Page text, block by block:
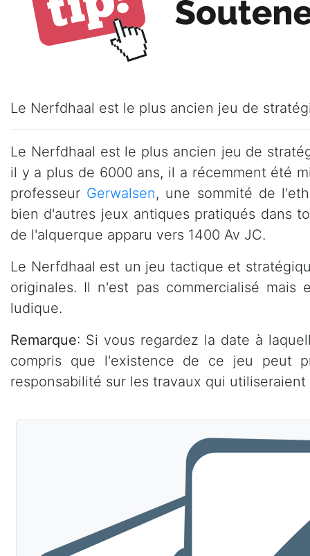
Le Nerfdhaal est le plus ancien jeu de
Le Nerfdhaal est le plus ancien jeu de
il y a plus de 6000 ans, il a récemment été
professeur Gerwalsen, une sommité de
bien d'autres jeux antiques pratiqués dans
de l'alquerque apparu vers 1400 Av JC.
Le Nerfdhaal est un jeu tactique et
originales. Il n'est pas commercialisé
ludique.
Remarque: Si vous regardez la date à
compris que l'existence de ce jeu peut
responsabilité sur les travaux qui